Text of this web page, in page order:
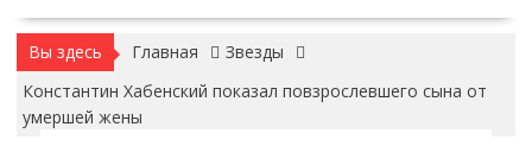
Вы здесь Главная
Звезды
Константин Хабенский показал повзрослевшего сына от
умершей жены